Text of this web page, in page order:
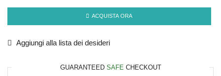
ACQUISTA ORA
Aggiungi alla lista dei desideri
GUARANTEED SAFE CHECKOUT